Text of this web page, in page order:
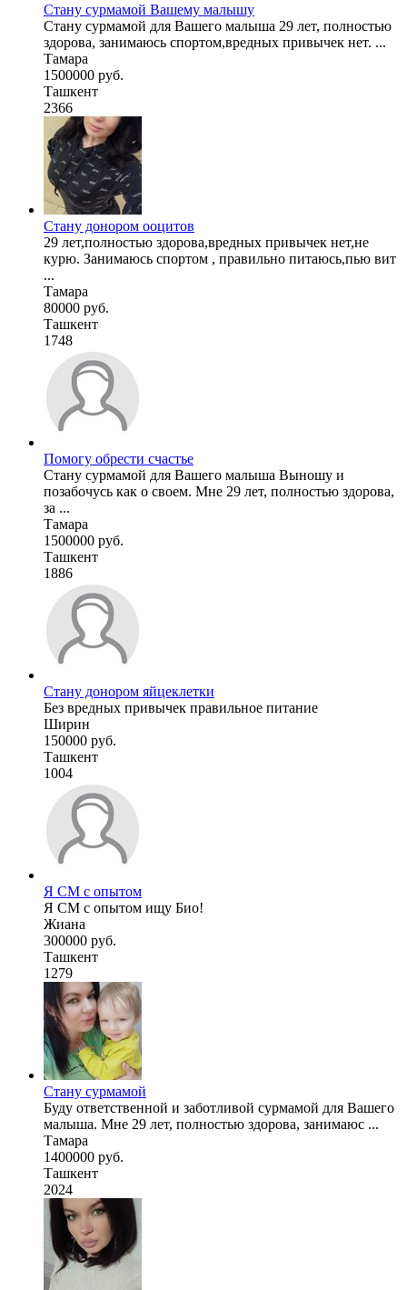
Стану сурмамой Вашему малышу
Стану сурмамой для Вашего малыша 29 лет, полностью
здорова, занимаюсь спортом,вредных привычек нет. ...
Тамара
1500000 руб.
Ташкент
2366
Стану донором ооцитов
29 лет,полностью здорова,вредных привычек нет,не
курю. Занимаюсь спортом , правильно питаюсь,пью вит
...
Тамара
80000 руб.
Ташкент
1748
Помогу обрести счастье
Стану сурмамой для Вашего малыша Выношу и
позабочусь как о своем. Мне 29 лет, полностью здорова,
за ...
Тамара
1500000 руб.
Ташкент
1886
Стану донором яйцеклетки
Без вредных привычек правильное питание
Ширин
150000 руб.
Ташкент
1004
Я СМ с опытом
Я СМ с опытом ищу Био!
Жиана
300000 руб.
Ташкент
1279
Стану сурмамой
Буду ответственной и заботливой сурмамой для Вашего
малыша. Мне 29 лет, полностью здорова, занимаюс ...
Тамара
1400000 руб.
Ташкент
2024